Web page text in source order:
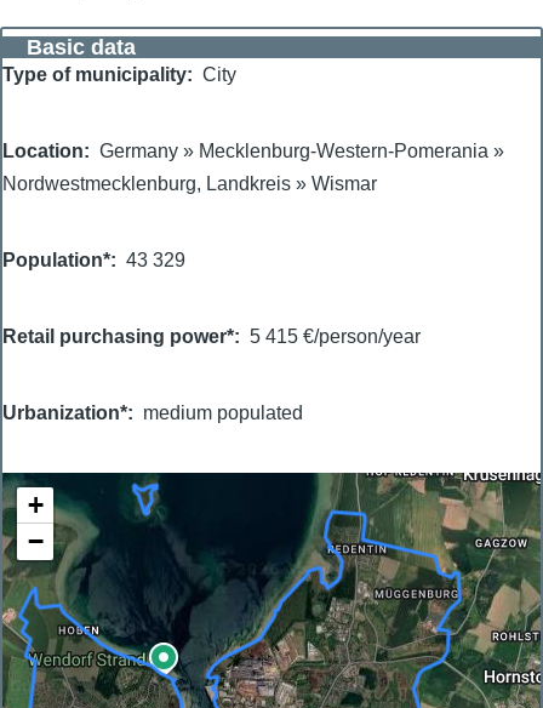
Basic data
Type of municipality City
Location Germany » Mecklenburg-Western-Pomerania »
Nordwestmecklenburg, Landkreis » Wismar
Population* 43 329
Retail purchasing power* 5 415 €/person/year
Urbanization* medium populated
+
−